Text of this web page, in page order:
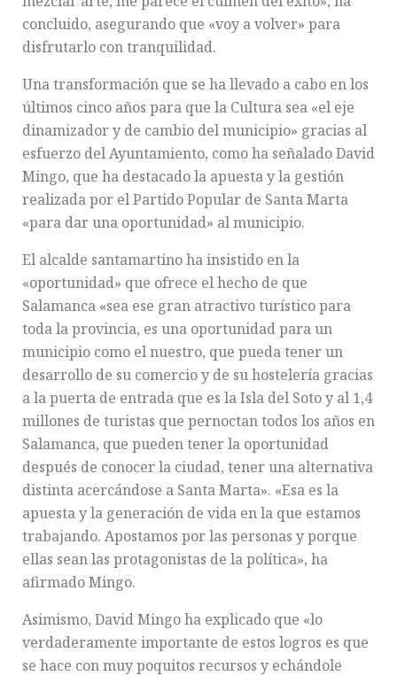
concluido, asegurando que «voy a volver» para
disfrutarlo con tranquilidad.
Una transformación que se ha llevado a cabo en los
últimos cinco años para que la Cultura sea «el eje
dinamizador y de cambio del municipio» gracias al
esfuerzo del Ayuntamiento, como ha señalado David
Mingo, que ha destacado la apuesta y la gestión
realizada por el Partido Popular de Santa Marta
«para dar una oportunidad» al municipio.
El alcalde santamartino ha insistido en la
«oportunidad» que ofrece el hecho de que
Salamanca «sea ese gran atractivo turístico para
toda la provincia, es una oportunidad para un
municipio como el nuestro, que pueda tener un
desarrollo de su comercio y de su hostelería gracias
a la puerta de entrada que es la Isla del Soto y al 1,4
millones de turistas que pernoctan todos los años en
Salamanca, que pueden tener la oportunidad
después de conocer la ciudad, tener una alternativa
distinta acercándose a Santa Marta». «Esa es la
apuesta y la generación de vida en la que estamos
trabajando. Apostamos por las personas y porque
ellas sean las protagonistas de la política», ha
afirmado Mingo.
Asimismo, David Mingo ha explicado que «lo
verdaderamente importante de estos logros es que
se hace con muy poquitos recursos y echándole